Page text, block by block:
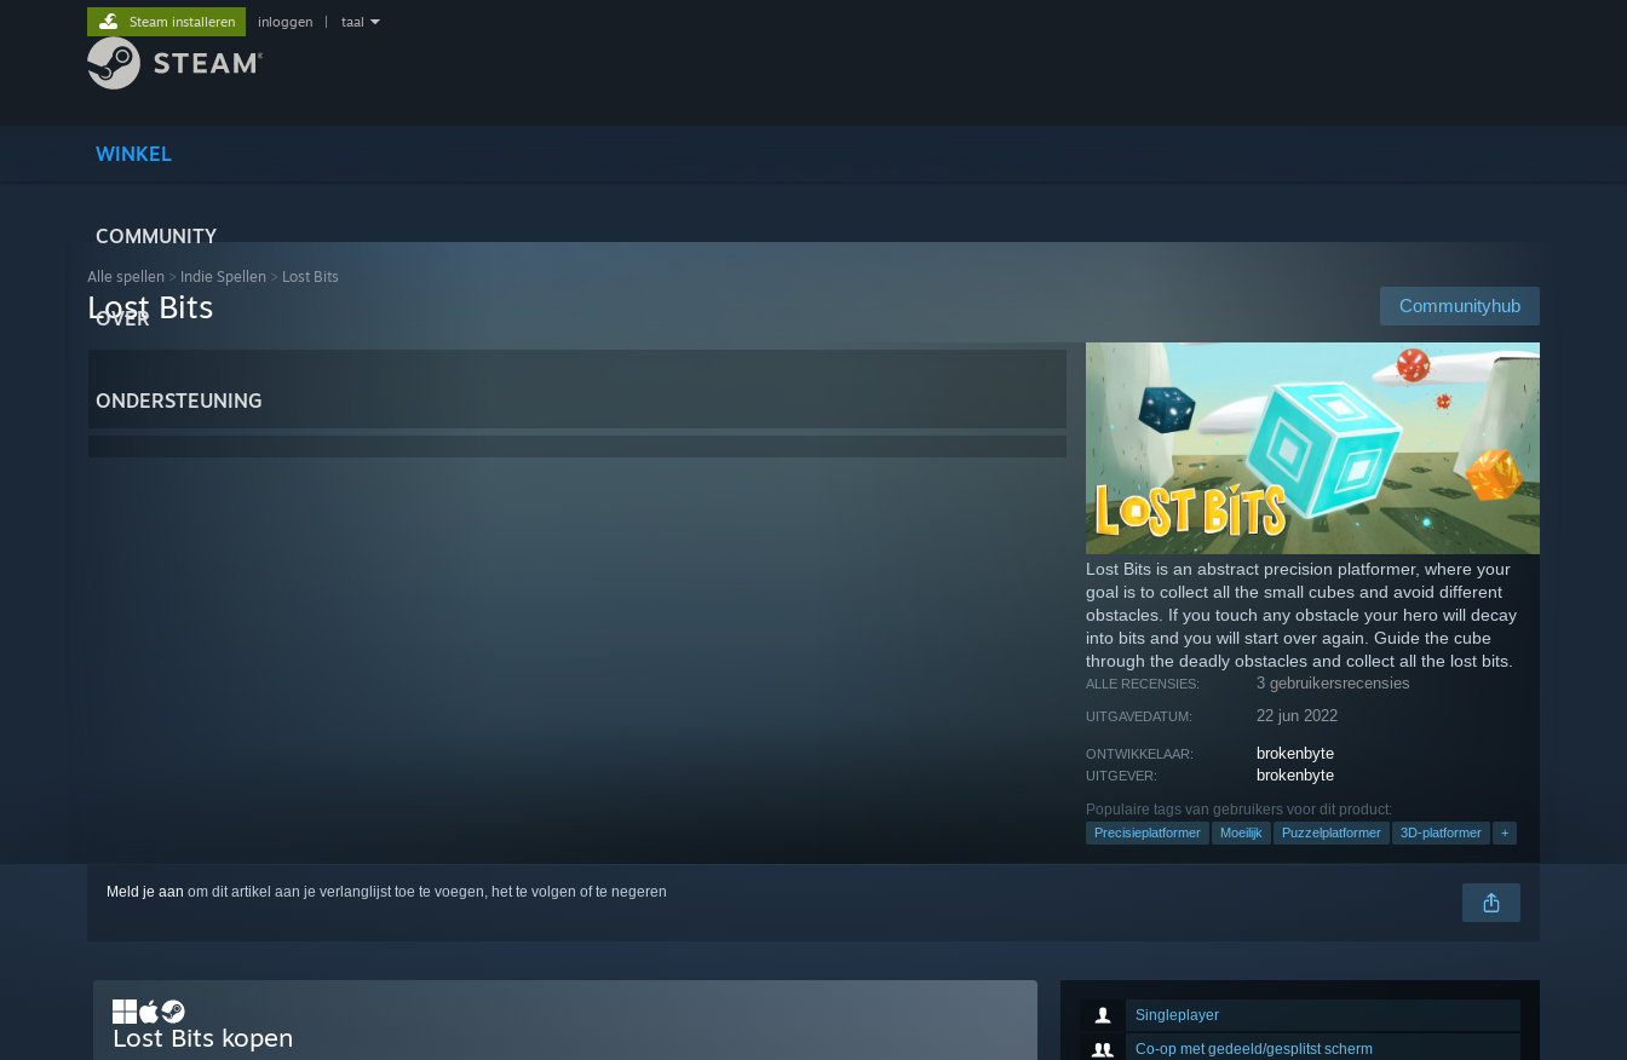
WINKEL
COMMUNITY
OVER
ONDERSTEUNING
Steam installeren inloggen taal
Alle spellen > Indie Spellen > Lost Bits
Communityhub
Lost Bits
Lost Bits is an abstract precision platformer, where your
goal is to collect all the small cubes and avoid different
obstacles. If you touch any obstacle your hero will decay
into bits and you will start over again. Guide the cube
through the deadly obstacles and collect all the lost bits.
ALLE RECENSIES: 3 gebruikersrecensies
UITGAVEDATUM: 22 jun 2022
ONTWIKKELAAR: brokenbyte
UITGEVER: brokenbyte
Populaire tags van gebruikers voor dit product:
Precisieplatformer Moeilijk Puzzelplatformer 3D-platformer +
Meld je aan om dit artikel aan je verlanglijst toe te voegen, het te volgen of te negeren
Singleplayer
Co-op met gedeeld/gesplitst scherm
Lost Bits kopen